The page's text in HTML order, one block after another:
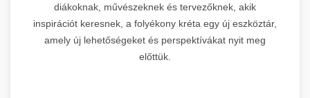
diákoknak, művészeknek és tervezőknek, akik
inspirációt keresnek, a folyékony kréta egy új eszköztár,
amely új lehetőségeket és perspektívákat nyit meg
előttük.